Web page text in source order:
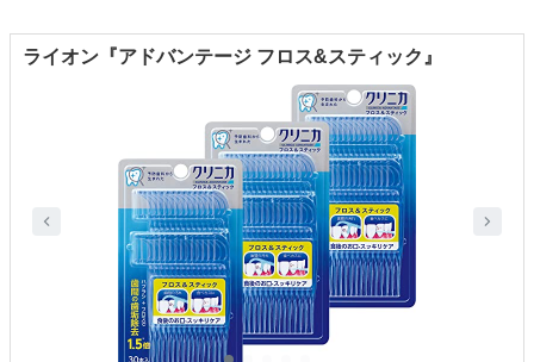
ライオン『アドバンテージ フロス&スティック』